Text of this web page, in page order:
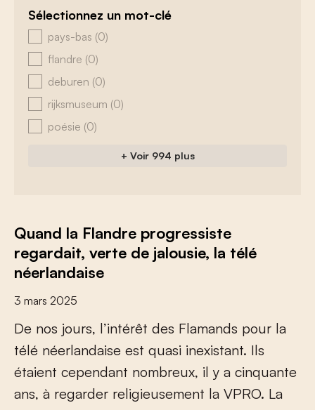
Sélectionnez un mot-clé
zoeken - tags
pays-bas (0)
flandre (0)
deburen (0)
rijksmuseum (0)
poésie (0)
+ Voir 994 plus
Quand la Flandre progressiste
regardait, verte de jalousie, la télé
néerlandaise
3 mars 2025
De nos jours, l’intérêt des Flamands pour la
télé néerlandaise est quasi inexistant. Ils
étaient cependant nombreux, il y a cinquante
ans, à regarder religieusement la VPRO. La